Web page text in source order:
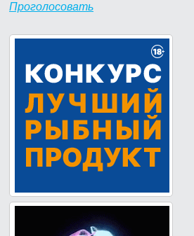
Проголосовать